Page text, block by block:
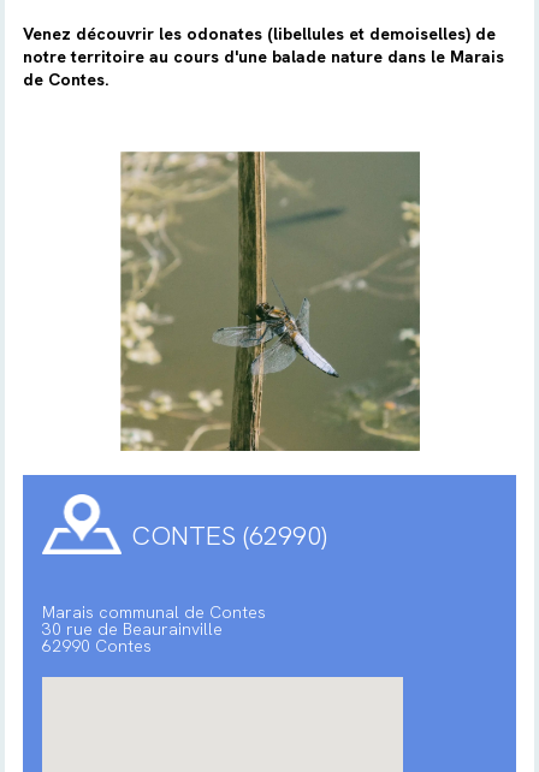
Venez découvrir les odonates (libellules et demoiselles) de
notre territoire au cours d'une balade nature dans le Marais
de Contes.
CONTES (62990)
Marais communal de Contes
30 rue de Beaurainville
62990 Contes